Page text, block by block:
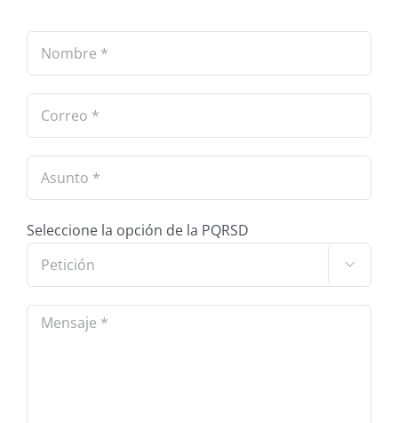
Seleccione la opción de la PQRSD
